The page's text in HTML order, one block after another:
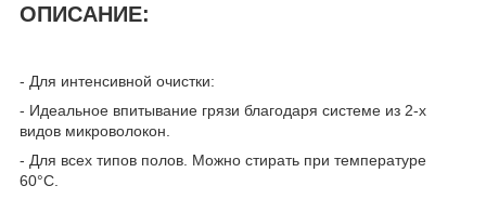
ОПИСАНИЕ:
- Для интенсивной очистки:
- Идеальное впитывание грязи благодаря системе из 2-х
видов микроволокон.
- Для всех типов полов. Можно стирать при температуре
60°C.